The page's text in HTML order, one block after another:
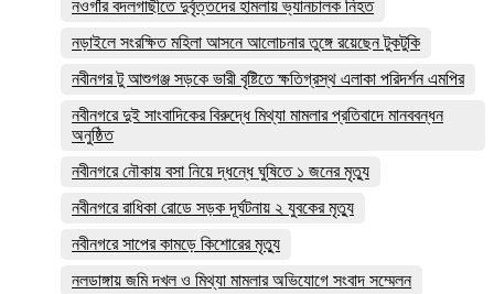
নওগাঁর বদলগাছীতে দুর্বৃত্তদের হামলায় ভ্যানচালক নিহত
নড়াইলে সংরক্ষিত মহিলা আসনে আলোচনার তুঙ্গে রয়েছেন টুকটুকি
নবীনগর টু আশুগঞ্জ সড়কে ভারী বৃষ্টিতে ক্ষতিগ্রস্থ এলাকা পরিদর্শন এমপির
নবীনগরে দুই সাংবাদিকের বিরুদ্ধে মিথ্যা মামলার প্রতিবাদে মানববন্ধন
অনুষ্ঠিত
নবীনগরে নৌকায় বসা নিয়ে দ্ধন্ধে ঘুষিতে ১ জনের মৃত্যু
নবীনগরে রাধিকা রোডে সড়ক দূর্ঘটনায় ২ যুবকের মৃত্যু
নবীনগরে সাপের কামড়ে কিশোরের মৃত্যু
নলডাঙ্গায় জমি দখল ও মিথ্যা মামলার অভিযোগে সংবাদ সম্মেলন